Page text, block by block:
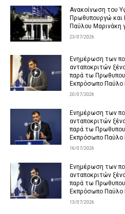
Ανακοίνωση του
Πρωθυπουργώ και
Παύλου Μαρινάκη
23/07/2026
Ενημέρωση των
ανταποκριτών
παρά τω
Εκπρόσωπο Παύλο
20/07/2026
Ενημέρωση των
ανταποκριτών
παρά τω
Εκπρόσωπο Παύλο
16/07/2026
Ενημέρωση των
ανταποκριτών
παρά τω
Εκπρόσωπο Παύλο
13/07/2026